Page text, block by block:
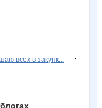
всех в закупк...